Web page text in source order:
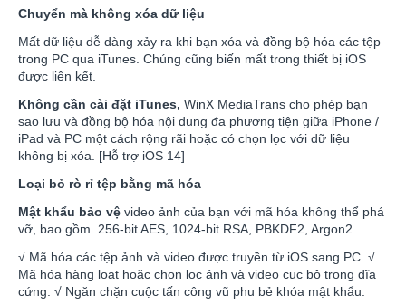
Chuyển mà không xóa dữ liệu
Mất dữ liệu dễ dàng xảy ra khi bạn xóa và đồng bộ hóa các tệp
trong PC qua iTunes. Chúng cũng biến mất trong thiết bị iOS
được liên kết.
Không cần cài đặt iTunes, WinX MediaTrans cho phép bạn
sao lưu và đồng bộ hóa nội dung đa phương tiện giữa iPhone /
iPad và PC một cách rộng rãi hoặc có chọn lọc với dữ liệu
không bị xóa. [Hỗ trợ iOS 14]
Loại bỏ rò rỉ tệp bằng mã hóa
Mật khẩu bảo vệ video ảnh của bạn với mã hóa không thể phá
vỡ, bao gồm. 256-bit AES, 1024-bit RSA, PBKDF2, Argon2.
√ Mã hóa các tệp ảnh và video được truyền từ iOS sang PC. √
Mã hóa hàng loạt hoặc chọn lọc ảnh và video cục bộ trong đĩa
cứng. √ Ngăn chặn cuộc tấn công vũ phu bẻ khóa mật khẩu.